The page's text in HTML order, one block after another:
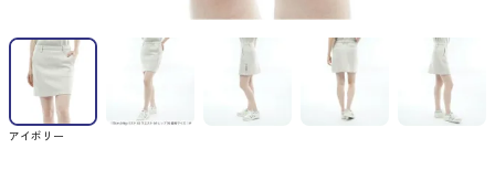
アイボリー